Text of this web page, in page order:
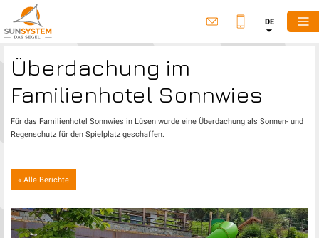
DE
Überdachung im
Familienhotel Sonnwies
Für das Familienhotel Sonnwies in Lüsen wurde eine Überdachung als Sonnen- und
Regenschutz für den Spielplatz geschaffen.
« Alle Berichte